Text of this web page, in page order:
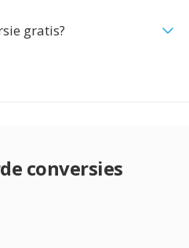
gratis?
conversies